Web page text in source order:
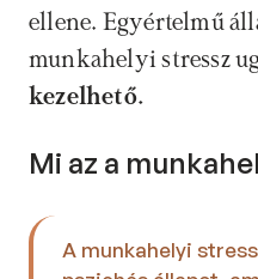
ellene. Egyértelmű
munkahelyi stressz
kezelhető.
Mi az a
A munkahelyi